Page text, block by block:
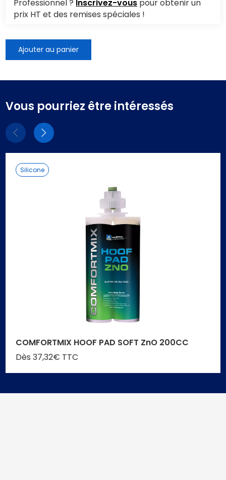
Professionnel ? Inscrivez-vous pour obtenir un
prix HT et des remises spéciales !
Ajouter au panier
Vous pourriez être intéressés
ElémentsEléments
Silicone
COMFORTMIX HOOF PAD SOFT ZnO 200CC
Dès 37,32€ TTC